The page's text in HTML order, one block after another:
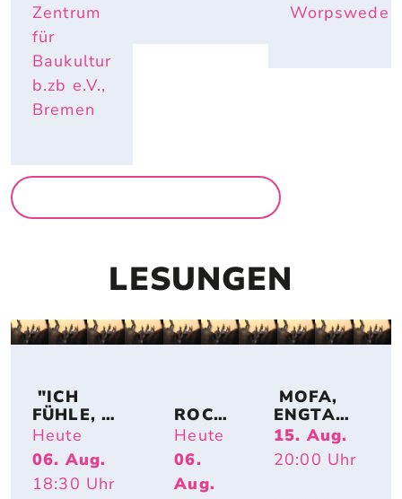
Zentrum
für
Baukultur
b.zb e.V.,
Bremen
Worpswede
LESUNGEN
"ICH
FÜHLE,
DASS A
LLE M
ENSCHEN
SICH AN M
Heute
06. Aug.
18:30 Uhr
ROCK
AND
READ:
MART
IN
Heute
06.
Aug.
MOFA,
ENGTANZ
,
BUNDESJ
UGENDS
15. Aug.
20:00 Uhr